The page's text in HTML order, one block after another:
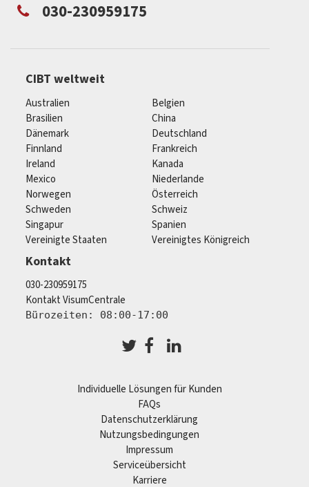
030-230959175
CIBT weltweit
Australien
Belgien
Brasilien
China
Dänemark
Deutschland
Finnland
Frankreich
Ireland
Kanada
Mexico
Niederlande
Norwegen
Österreich
Schweden
Schweiz
Singapur
Spanien
Vereinigte Staaten
Vereinigtes Königreich
Kontakt
030-230959175
Kontakt VisumCentrale
Bürozeiten: 08:00-17:00
Individuelle Lösungen für Kunden
FAQs
Datenschutzerklärung
Nutzungsbedingungen
Impressum
Serviceübersicht
Karriere